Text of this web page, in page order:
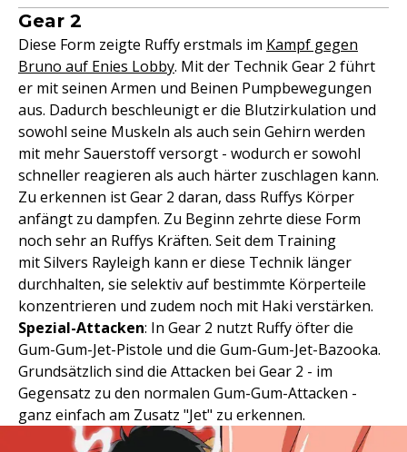
Gear 2
Diese Form zeigte Ruffy erstmals im Kampf gegen
Bruno auf Enies Lobby. Mit der Technik Gear 2 führt
er mit seinen Armen und Beinen Pumpbewegungen
aus. Dadurch beschleunigt er die Blutzirkulation und
sowohl seine Muskeln als auch sein Gehirn werden
mit mehr Sauerstoff versorgt - wodurch er sowohl
schneller reagieren als auch härter zuschlagen kann.
Zu erkennen ist Gear 2 daran, dass Ruffys Körper
anfängt zu dampfen. Zu Beginn zehrte diese Form
noch sehr an Ruffys Kräften. Seit dem Training
mit Silvers Rayleigh kann er diese Technik länger
durchhalten, sie selektiv auf bestimmte Körperteile
konzentrieren und zudem noch mit Haki verstärken.
Spezial-Attacken: In Gear 2 nutzt Ruffy öfter die
Gum-Gum-Jet-Pistole und die Gum-Gum-Jet-Bazooka.
Grundsätzlich sind die Attacken bei Gear 2 - im
Gegensatz zu den normalen Gum-Gum-Attacken -
ganz einfach am Zusatz "Jet" zu erkennen.